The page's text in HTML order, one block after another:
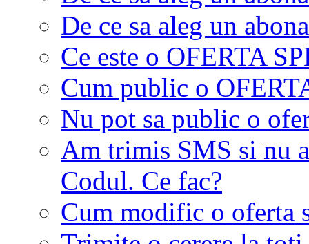
De ce sa aleg un
Ce este o OFERTA
Cum public o
Nu pot sa public o
Am trimis SMS si nu
Codul. Ce fac?
Cum modific o oferta